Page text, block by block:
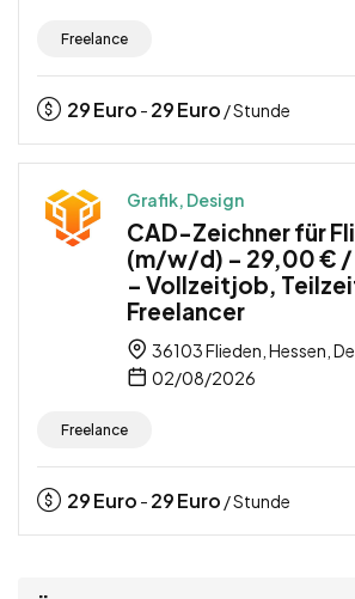
Freelance
29Euro - 29Euro / Stunde
Grafik, Design
CAD-Zeichner für
(m/w/d) – 29,00 € /
– Vollzeitjob,
Freelancer
36103 Flieden, Hessen,
02/08/2026
Freelance
29Euro - 29Euro / Stunde